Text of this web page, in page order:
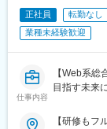
正社員 転勤なし
業種未経験歓迎
仕事内容
【Web系
目指す未来
【研修も